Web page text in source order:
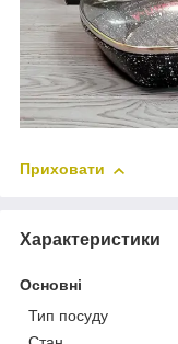
Приховати
Характеристики
Основні
Тип посуду